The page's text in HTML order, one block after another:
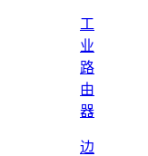
工
业
路
由
器
边